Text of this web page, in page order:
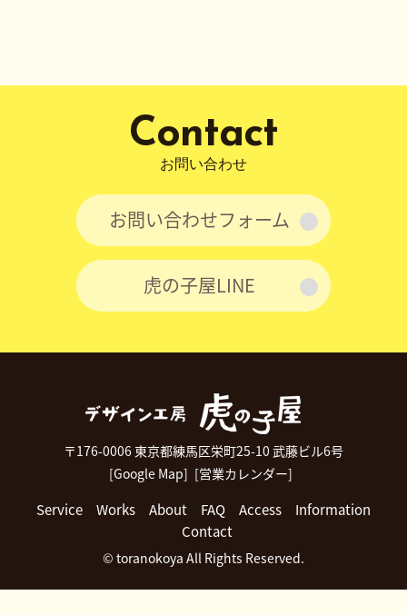
Contact
お問い合わせ
お問い合わせフォーム
虎の子屋LINE
〒176-0006 東京都練馬区栄町25-10 武藤ビル6号
[Google Map] [営業カレンダー]
Service Works About FAQ Access
Information
Contact
© toranokoya All Rights Reserved.